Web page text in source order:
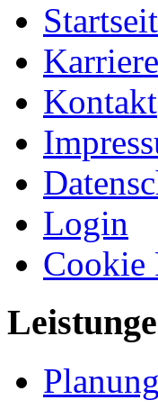
Karriere
Kontakt
Login
Cookie